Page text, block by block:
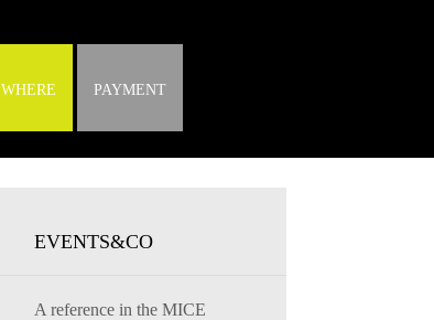
WHERE PAYMENT
EVENTS&CO
A reference in the MICE